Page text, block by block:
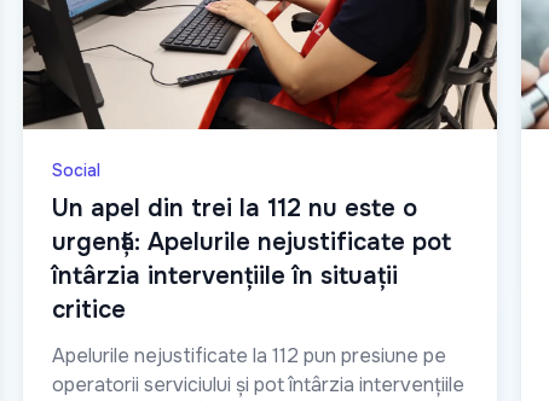
Social
Un apel din trei la 112 nu este o
urgență: Apelurile nejustificate pot
întârzia intervențiile în situații
critice
Apelurile nejustificate la 112 pun presiune pe
operatorii serviciului și pot întârzia intervențiile